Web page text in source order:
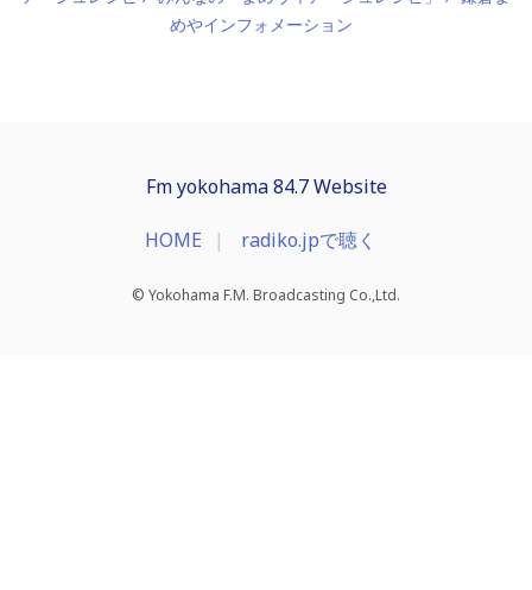
めやインフォメーション
Fm yokohama 84.7 Website
HOME radiko.jpで聴く
© Yokohama F.M. Broadcasting Co.,Ltd.